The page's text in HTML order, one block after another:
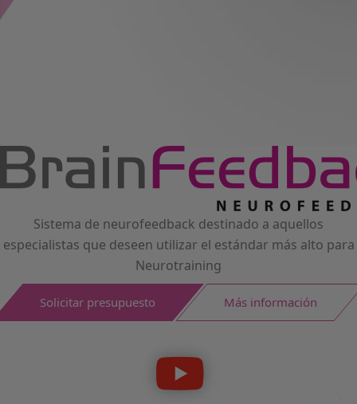
Sistema de neurofeedback destinado a aquellos
especialistas que deseen utilizar el estándar más alto para
Neurotraining
Solicitar presupuesto Más información